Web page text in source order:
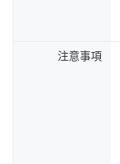
注意事項